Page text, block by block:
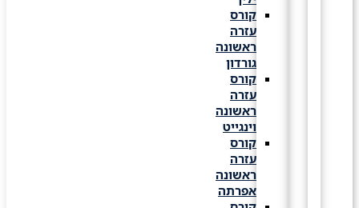
קורס
עזרה
ראשונה
גורדון
קורס
עזרה
ראשונה
וינגייט
קורס
עזרה
ראשונה
אפרתה